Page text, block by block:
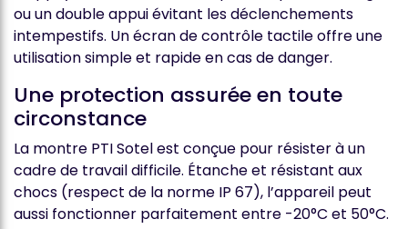
ou un double appui évitant les déclenchements
intempestifs. Un écran de contrôle tactile offre une
utilisation simple et rapide en cas de danger.
Une protection assurée en toute
circonstance
La montre PTI Sotel est conçue pour résister à un
cadre de travail difficile. Étanche et résistant aux
chocs (respect de la norme IP 67), l’appareil peut
aussi fonctionner parfaitement entre -20°C et 50°C.